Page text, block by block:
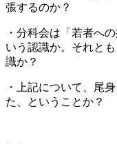
張するのか？
・分科会は「若者へ
いう認識か。それと
識か？
・上記について、尾
た、ということか？